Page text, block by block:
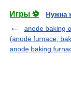
Игры ⚽
Нужна
anode baking
(anode furnace,
anode baking